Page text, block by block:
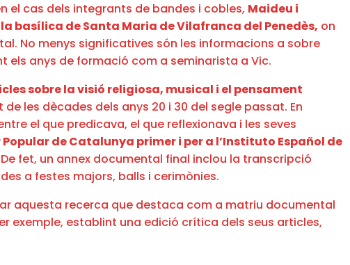
el cas dels integrants de bandes i cobles, Maideu i
de Santa Maria de Vilafranca del Penedès, on
No menys significatives són les informacions a sobre
els anys de formació com a seminarista a Vic.
sobre la visió religiosa, musical i el pensament
les dècades dels anys 20 i 30 del segle passat. En
el que predicava, el que reflexionava i les seves
de Catalunya primer i per a l’Instituto Español de
fet, un annex documental final inclou la transcripció
a festes majors, balls i cerimònies.
aquesta recerca que destaca com a matriu documental
exemple, establint una edició crítica dels seus articles,